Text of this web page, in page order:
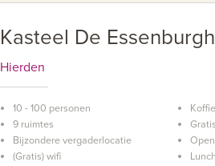
Kasteel De Essenburgh
Hierden
10 - 100 personen
9 ruimtes
Bijzondere vergaderlocatie
(Gratis) wifi
Lunch